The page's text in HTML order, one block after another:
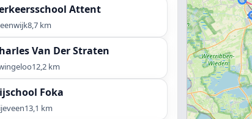
Attent
8,7 km
Van Der Straten
12,2 km
Foka
13,1 km